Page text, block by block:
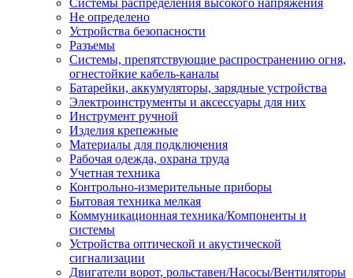
Системы распределения высокого напряжения
Не определено
Устройства безопасности
Разъемы
Системы, препятствующие распространению огня,
огнестойкие кабель-каналы
Батарейки, аккумуляторы, зарядные устройства
Электроинструменты и аксессуары для них
Инструмент ручной
Изделия крепежные
Материалы для подключения
Рабочая одежда, охрана труда
Учетная техника
Контрольно-измерительные приборы
Бытовая техника мелкая
Коммуникационная техника/Компоненты и
системы
Устройства оптической и акустической
сигнализации
Двигатели ворот, рольставен/Насосы/Вентиляторы